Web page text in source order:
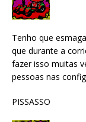
Tenho que
que durante a
fazer isso muitas
pessoas nas
PISSASSO